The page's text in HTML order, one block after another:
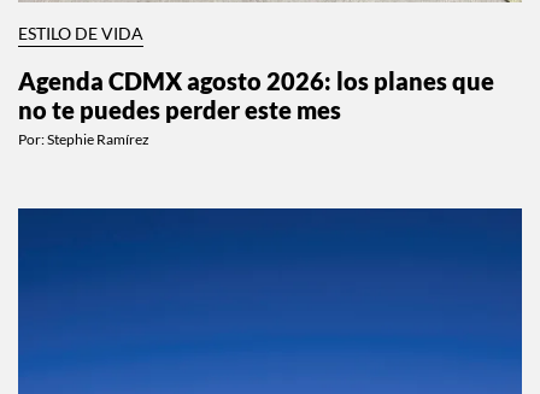
ESTILO DE VIDA
Agenda CDMX agosto 2026: los planes que
no te puedes perder este mes
Por:Stephie Ramírez